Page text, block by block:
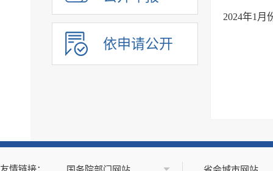
旅游信息
乡村振兴信息
市政建设
依申请公开
2024年1月